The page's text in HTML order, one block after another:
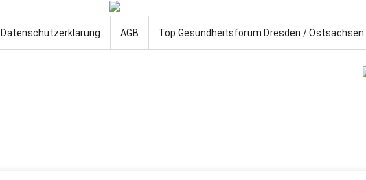
Datenschutzerklärung AGB Top Gesundheitsforum Dresden / Ostsachsen